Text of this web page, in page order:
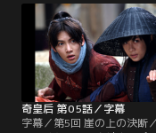
止しようとする。高麗の兵
宿営地にいるスンニャンは
で隠れるタファンを発見。
は自分は皇太子だと訴え、
くれと懇願するが…。
奇皇后 第05話／字幕
字幕／第5回 崖の上の決断